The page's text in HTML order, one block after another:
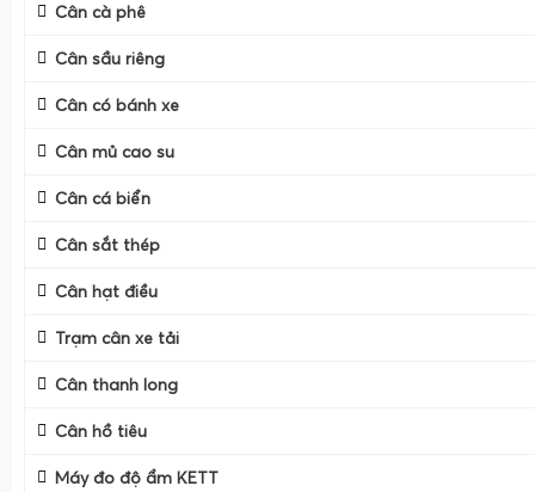
Cân cà phê
Cân sầu riêng
Cân có bánh xe
Cân mủ cao su
Cân cá biển
Cân sắt thép
Cân hạt điều
Trạm cân xe tải
Cân thanh long
Cân hồ tiêu
Máy đo độ ẩm KETT